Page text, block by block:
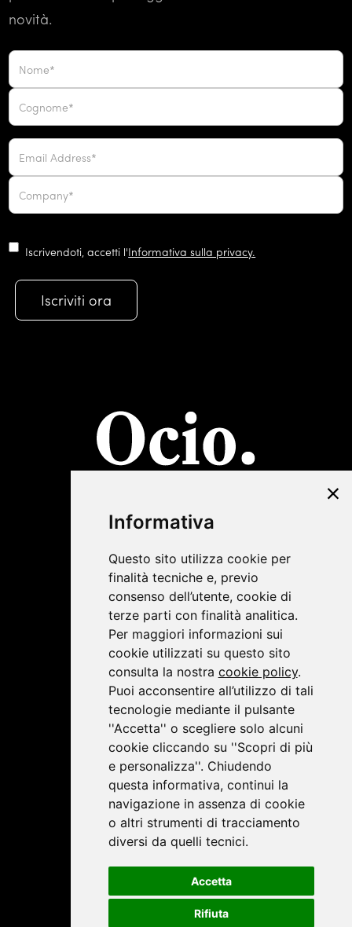
Informativa
Questo sito utilizza cookie per
finalità tecniche e, previo
consenso dell’utente, cookie di
terze parti con finalità analitica.
Per maggiori informazioni sui
cookie utilizzati su questo sito
consulta la nostra cookie policy.
Puoi acconsentire all’utilizzo di tali
tecnologie mediante il pulsante
''Accetta'' o scegliere solo alcuni
cookie cliccando su ''Scopri di più
e personalizza''. Chiudendo
questa informativa, continui la
navigazione in assenza di cookie
o altri strumenti di tracciamento
diversi da quelli tecnici.
Accetta
Rifiuta
novità.
Iscrivendoti, accetti l'Informativa sulla privacy.
Privacy Policy | Cookie Policy